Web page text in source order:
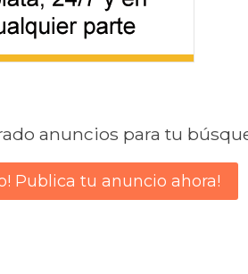
anuncios para tu
Publica tu anuncio ahora!